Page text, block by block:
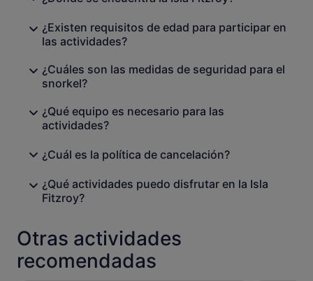
¿Existen requisitos de edad para participar en
las actividades?
¿Cuáles son las medidas de seguridad para el
snorkel?
¿Qué equipo es necesario para las
actividades?
¿Cuál es la política de cancelación?
¿Qué actividades puedo disfrutar en la Isla
Fitzroy?
Otras actividades
recomendadas